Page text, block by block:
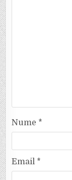
Nume *
Email *